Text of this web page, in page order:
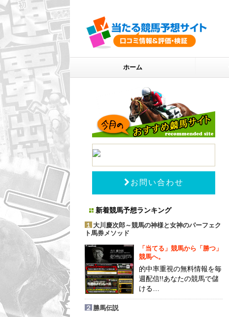
ホーム
お問い合わせ
新着競馬予想ランキング
１ 大川慶次郎～競馬の神様と女神のパーフェク
ト馬券メソッド
「当てる」競馬から「勝つ」
競馬へ。
的中率重視の無料情報を毎
週配信!!あなたの競馬で儲
ける…
２ 勝馬伝説